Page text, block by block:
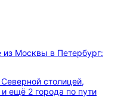
Москвы в Петербург:
столицей,
ещё 2 города по пути